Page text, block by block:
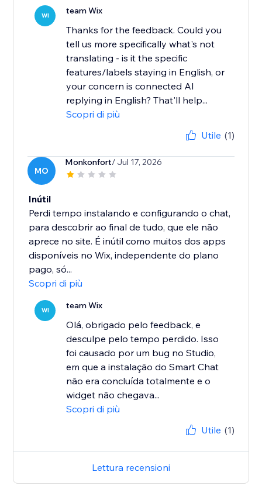
WI team Wix
Thanks for the feedback. Could you
tell us more specifically what's not
translating - is it the specific
features/labels staying in English, or
your concern is connected AI
replying in English? That'll help...
Scopri di più
Utile (1)
MO
Monkonfort/ Jul 17, 2026
Inútil
Perdi tempo instalando e configurando o chat,
para descobrir ao final de tudo, que ele não
aprece no site. É inútil como muitos dos apps
disponíveis no Wix, independente do plano
pago, só...
Scopri di più
WI team Wix
Olá, obrigado pelo feedback, e
desculpe pelo tempo perdido. Isso
foi causado por um bug no Studio,
em que a instalação do Smart Chat
não era concluída totalmente e o
widget não chegava...
Scopri di più
Utile (1)
Lettura recensioni